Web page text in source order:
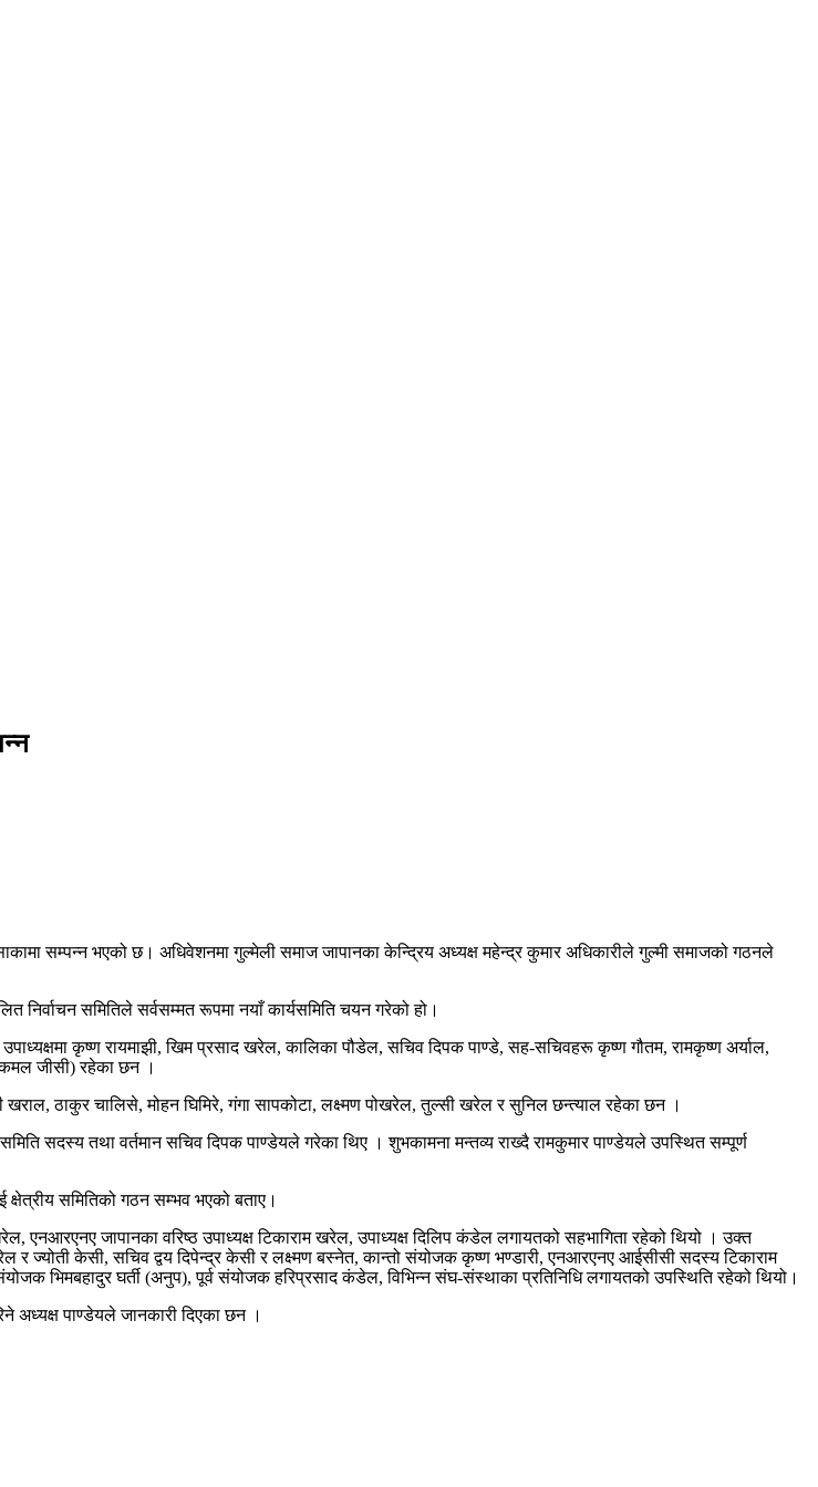
सम्पन्न भएको छ। अधिवेशनमा गुल्मेली समाज जापानका केन्द्रिय अध्यक्ष महेन्द्र कुमार अधिकारीले गुल्मी समाजको गठनले
निर्वाचन समितिले सर्वसम्मत रूपमा नयाँ कार्यसमिति चयन गरेको हो।
कृष्ण रायमाझी, खिम प्रसाद खरेल, कालिका पौडेल, सचिव दिपक पाण्डे, सह-सचिवहरू कृष्ण गौतम, रामकृष्ण अर्याल,
जीसी) रहेका छन ।
ठाकुर चालिसे, मोहन घिमिरे, गंगा सापकोटा, लक्ष्मण पोखरेल, तुल्सी खरेल र सुनिल छन्त्याल रहेका छन ।
सदस्य तथा वर्तमान सचिव दिपक पाण्डेयले गरेका थिए । शुभकामना मन्तव्य राख्दै रामकुमार पाण्डेयले उपस्थित सम्पूर्ण
समितिको गठन सम्भव भएको बताए।
एनआरएनए जापानका वरिष्ठ उपाध्यक्ष टिकाराम खरेल, उपाध्यक्ष दिलिप कंडेल लगायतको सहभागिता रहेको थियो । उक्त
र ज्योती केसी, सचिव द्वय दिपेन्द्र केसी र लक्ष्मण बस्नेत, कान्तो संयोजक कृष्ण भण्डारी, एनआरएनए आईसीसी सदस्य टिकाराम
भिमबहादुर घर्ती (अनुप), पूर्व संयोजक हरिप्रसाद कंडेल, विभिन्न संघ-संस्थाका प्रतिनिधि लगायतको उपस्थिति रहेको थियो।
अध्यक्ष पाण्डेयले जानकारी दिएका छन ।